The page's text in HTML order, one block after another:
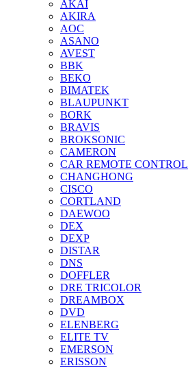
AKAI
AKIRA
AOC
ASANO
AVEST
BBK
BEKO
BIMATEK
BLAUPUNKT
BORK
BRAVIS
BROKSONIC
CAMERON
CAR REMOTE CONTROL
CHANGHONG
CISCO
CORTLAND
DAEWOO
DEX
DEXP
DISTAR
DNS
DOFFLER
DRE TRICOLOR
DREAMBOX
DVD
ELENBERG
ELITE TV
EMERSON
ERISSON